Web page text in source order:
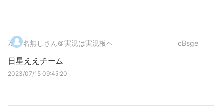
7. 名無しさん＠実況は実況板へ cBsge
日星ええチーム
2023/07/15 09:45:20